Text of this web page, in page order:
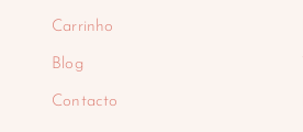
Carrinho
Blog
Contacto